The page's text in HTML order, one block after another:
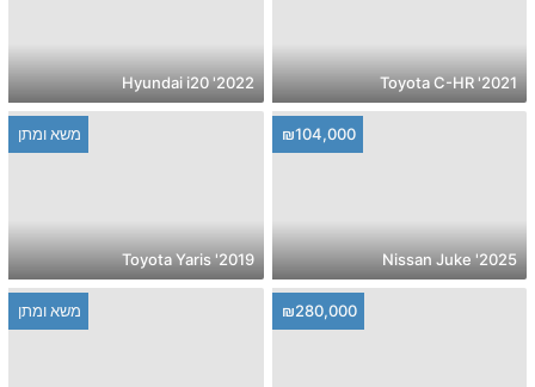
2021' Toyota C-HR
2022' Hyundai i20
₪104,000
2025' Nissan Juke
משא ומתן
2019' Toyota Yaris
₪280,000 משא ומתן